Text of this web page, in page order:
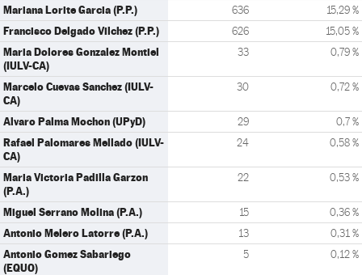
Mariana Lorite Garcia (P.P.) 636 15,29 %
Francisco Delgado Vilchez (P.P.) 626 15,05 %
Maria Dolores Gonzalez Montiel
(IULV-CA)
33 0,79 %
Marcelo Cuevas Sanchez (IULV-
CA)
30 0,72 %
Alvaro Palma Mochon (UPyD) 29 0,7 %
Rafael Palomares Mellado (IULV-
CA)
24 0,58 %
Maria Victoria Padilla Garzon
(P.A.)
22 0,53 %
Miguel Serrano Molina (P.A.) 15 0,36 %
Antonio Melero Latorre (P.A.) 13 0,31 %
Antonio Gomez Sabariego
(EQUO)
5 0,12 %